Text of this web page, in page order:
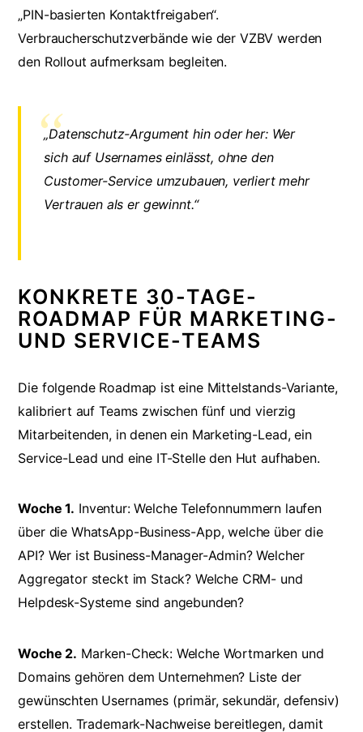
„PIN-basierten Kontaktfreigaben“.
Verbraucherschutzverbände wie der VZBV werden
den Rollout aufmerksam begleiten.
„Datenschutz-Argument hin oder her: Wer
sich auf Usernames einlässt, ohne den
Customer-Service umzubauen, verliert mehr
Vertrauen als er gewinnt.“
KONKRETE 30-TAGE-
ROADMAP FÜR MARKETING-
UND SERVICE-TEAMS
Die folgende Roadmap ist eine Mittelstands-Variante,
kalibriert auf Teams zwischen fünf und vierzig
Mitarbeitenden, in denen ein Marketing-Lead, ein
Service-Lead und eine IT-Stelle den Hut aufhaben.
Woche 1. Inventur: Welche Telefonnummern laufen
über die WhatsApp-Business-App, welche über die
API? Wer ist Business-Manager-Admin? Welcher
Aggregator steckt im Stack? Welche CRM- und
Helpdesk-Systeme sind angebunden?
Woche 2. Marken-Check: Welche Wortmarken und
Domains gehören dem Unternehmen? Liste der
gewünschten Usernames (primär, sekundär, defensiv)
erstellen. Trademark-Nachweise bereitlegen, damit